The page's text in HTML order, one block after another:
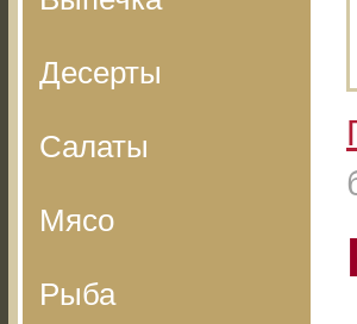
Десерты
Салаты
Мясо
Рыба